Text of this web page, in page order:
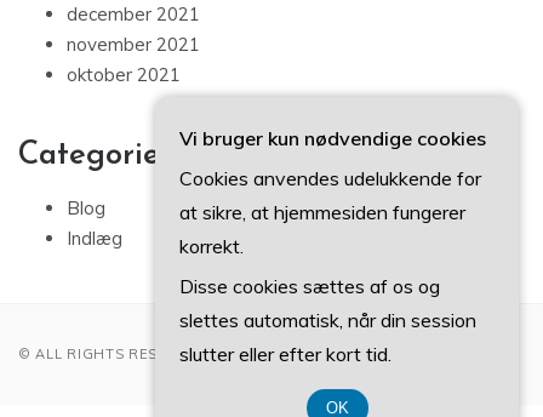
december 2021
november 2021
oktober 2021
Categories
Blog
Indlæg
© ALL RIGHTS RESERVED 2022
Vi bruger kun nødvendige cookies
Cookies anvendes udelukkende for
at sikre, at hjemmesiden fungerer
korrekt.
Disse cookies sættes af os og
slettes automatisk, når din session
slutter eller efter kort tid.
OK